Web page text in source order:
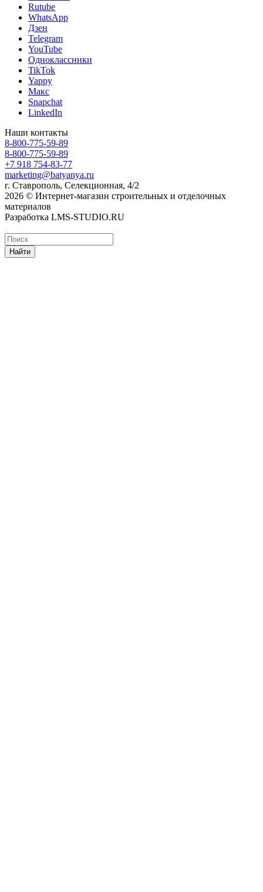
Rutube
WhatsApp
Дзен
Telegram
YouTube
Одноклассники
TikTok
Yappy
Макс
Snapchat
LinkedIn
Наши контакты
8-800-775-59-89
8-800-775-59-89
+7 918 754-83-77
marketing@batyanya.ru
г. Ставрополь, Селекционная, 4/2
2026 © Интернет-магазин строительных и отделочных
материалов
Разработка LMS-STUDIO.RU
Найти